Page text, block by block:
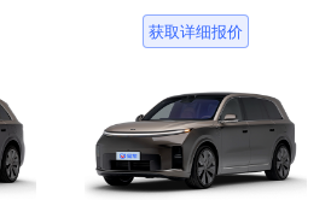
获取详细报价